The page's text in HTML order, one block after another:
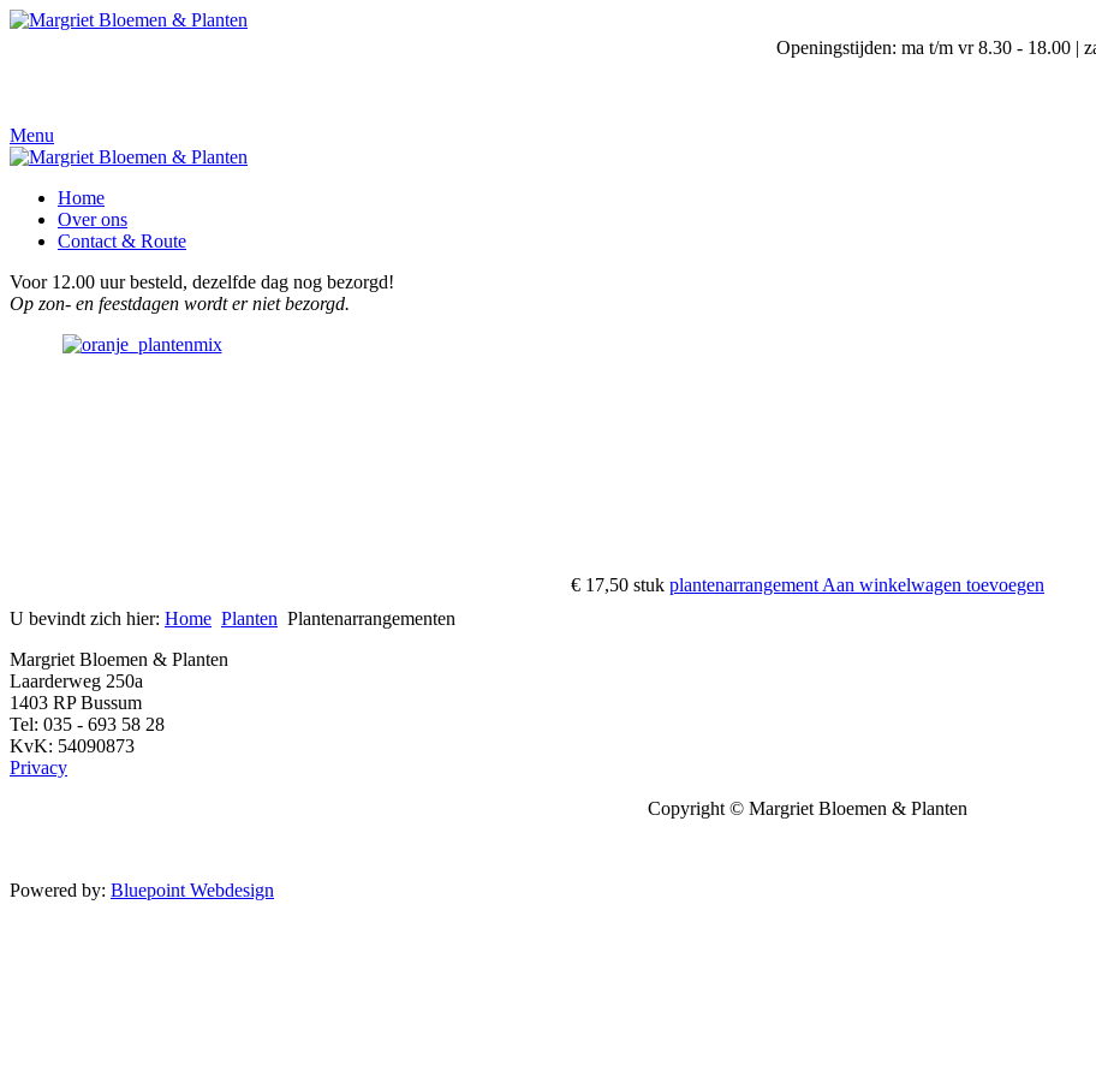
Openingstijden: ma t/m vr 8.30 - 18.00 |
Menu
Home
Over ons
Contact & Route
Voor 12.00 uur besteld, dezelfde dag nog bezorgd!
Op zon- en feestdagen wordt er niet bezorgd.
€ 17,50 stuk plantenarrangement Aan winkelwagen toevoegen
U bevindt zich hier: Home Planten Plantenarrangementen
Margriet Bloemen & Planten
Laarderweg 250a
1403 RP Bussum
Tel: 035 - 693 58 28
KvK: 54090873
Privacy
Copyright © Margriet Bloemen & Planten
Powered by: Bluepoint Webdesign